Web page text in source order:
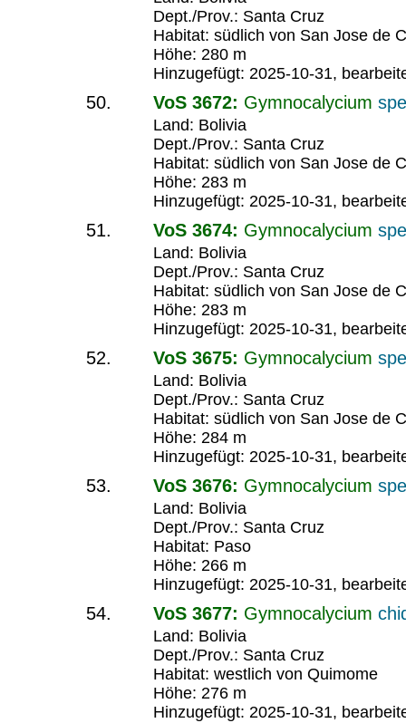
Dept./Prov.: Santa Cruz
Habitat: südlich von San Jose de
Höhe: 280 m
Hinzugefügt: 2025-10-31,
VoS 3672: Gymnocalycium
Land: Bolivia
Dept./Prov.: Santa Cruz
Habitat: südlich von San Jose de
Höhe: 283 m
Hinzugefügt: 2025-10-31,
VoS 3674: Gymnocalycium
Land: Bolivia
Dept./Prov.: Santa Cruz
Habitat: südlich von San Jose de
Höhe: 283 m
Hinzugefügt: 2025-10-31,
VoS 3675: Gymnocalycium
Land: Bolivia
Dept./Prov.: Santa Cruz
Habitat: südlich von San Jose de
Höhe: 284 m
Hinzugefügt: 2025-10-31,
VoS 3676: Gymnocalycium
Land: Bolivia
Dept./Prov.: Santa Cruz
Habitat: Paso
Höhe: 266 m
Hinzugefügt: 2025-10-31,
VoS 3677: Gymnocalycium
Land: Bolivia
Dept./Prov.: Santa Cruz
Habitat: westlich von Quimome
Höhe: 276 m
Hinzugefügt: 2025-10-31,